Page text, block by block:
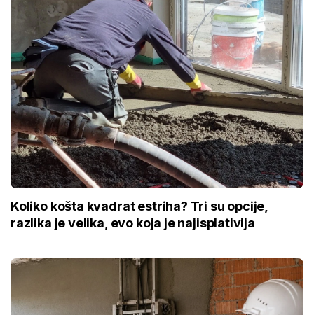
Koliko košta kvadrat estriha? Tri su opcije,
razlika je velika, evo koja je najisplativija